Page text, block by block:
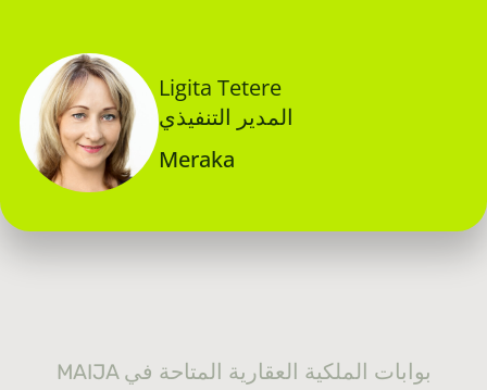
Ligita Tetere
المدير التنفيذي
Meraka
MAIJA بوابات الملكية العقارية المتاحة في